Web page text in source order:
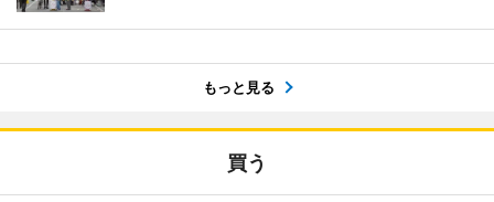
もっと見る
買う